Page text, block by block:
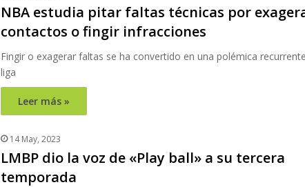
NBA estudia pitar faltas técnicas por
contactos o fingir infracciones
Fingir o exagerar faltas se ha convertido en una polémica
liga
Leer más »
14 May, 2023
LMBP dio la voz de «Play ball» a su tercera
temporada